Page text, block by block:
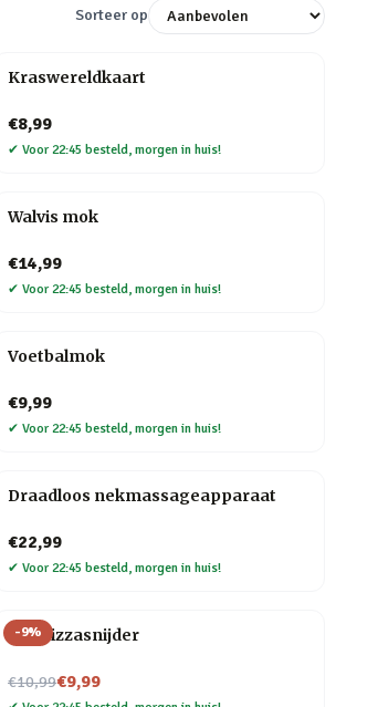
Sorteer op
Kraswereldkaart
€8,99
✔ Voor 22:45 besteld, morgen in huis!
Walvis mok
€14,99
✔ Voor 22:45 besteld, morgen in huis!
Voetbalmok
€9,99
✔ Voor 22:45 besteld, morgen in huis!
Draadloos nekmassageapparaat
€22,99
✔ Voor 22:45 besteld, morgen in huis!
-9%
Kat Pizzasnijder
€10,99
Nu voor€9,99